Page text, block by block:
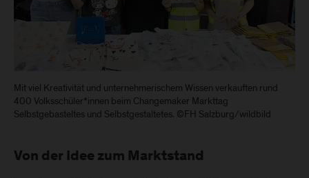
Mit viel Kreativität und unternehmerischem Wissen verkauften rund
400 Volksschüler*innen beim Changemaker Markttag
Selbstgebasteltes und Selbstgestaltetes. ©FH Salzburg/wildbild
Von der Idee zum Marktstand